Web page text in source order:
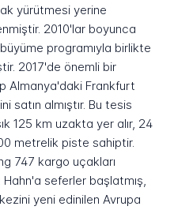
yürütmesi yerine
2010'lar boyunca
programıyla birlikte
2017'de önemli bir
Almanya'daki Frankfurt
satın almıştır. Bu tesis
125 km uzakta yer alır, 24
metrelik piste sahiptir.
747 kargo uçakları
seferler başlatmış,
yeni edinilen Avrupa